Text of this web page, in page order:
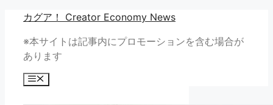
カグア！ Creator Economy News
※本サイトは記事内にプロモーションを含む場合が
あります
メ